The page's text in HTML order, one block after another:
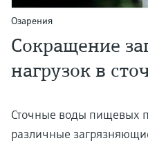
Озарения
Сокращение
нагрузок в
Сточные воды пищевых
различные